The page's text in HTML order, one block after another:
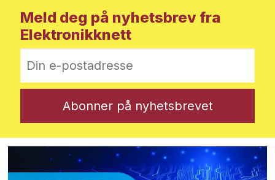
Meld deg på nyhetsbrev fra
Elektronikknett